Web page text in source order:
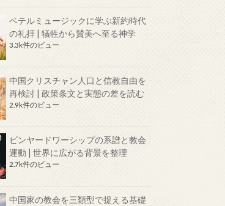
ベテルミュージックに学ぶ新約時代
の礼拝 | 犠牲から賛美へ至る神学
3.3k件のビュー
中国クリスチャン人口と信教自由を
再検討 | 政策条文と実態の差を読む
2.9k件のビュー
ビンヤードワーシップの系譜と教会
運動 | 世界に広がる背景を整理
2.7k件のビュー
中国家の教会を三類型で捉える基礎